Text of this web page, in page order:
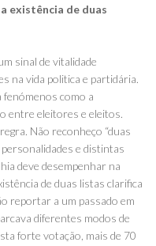
existência de duas
sinal de vitalidade
na vida politica e partidária.
fenómenos como a
entre eleitores e eleitos.
Não reconheço “duas
e distintas
deve desempenhar na
de duas listas clarifica
reportar a um passado em
diferentes modos de
forte votação, mais de 70